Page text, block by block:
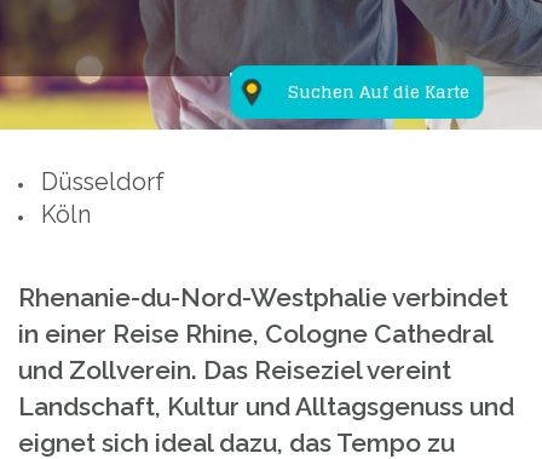
Suchen Auf die Karte
Düsseldorf
Köln
Rhenanie-du-Nord-Westphalie verbindet
in einer Reise Rhine, Cologne Cathedral
und Zollverein. Das Reiseziel vereint
Landschaft, Kultur und Alltagsgenuss und
eignet sich ideal dazu, das Tempo zu